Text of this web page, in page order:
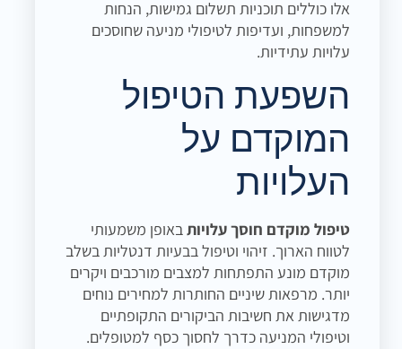
אלו כוללים תוכניות תשלום גמישות, הנחות
למשפחות, ועדיפות לטיפולי מניעה שחוסכים
עלויות עתידיות.
השפעת הטיפול
המוקדם על
העלויות
טיפול מוקדם חוסך עלויותבאופן משמעותי
לטווח הארוך. זיהוי וטיפול בבעיות דנטליות בשלב
מוקדם מונע התפתחות למצבים מורכבים ויקרים
יותר. מרפאות שיניים החותרות למחירים נוחים
מדגישות את חשיבות הביקורים התקופתיים
וטיפולי המניעה כדרך לחסוך כסף למטופלים.